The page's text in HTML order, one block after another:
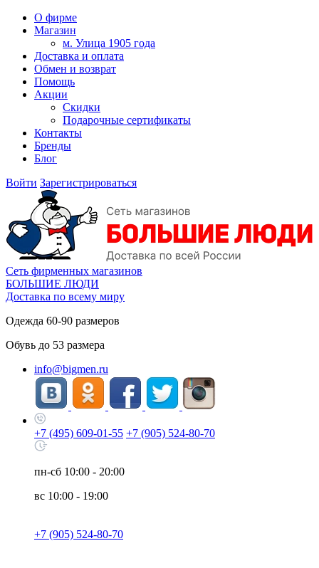
О фирме
Магазин
м. Улица 1905 года
Доставка и оплата
Обмен и возврат
Помощь
Акции
Скидки
Подарочные сертификаты
Контакты
Бренды
Блог
Войти Зарегистрироваться
Сеть фирменных магазинов
БОЛЬШИЕ ЛЮДИ
Доставка по всему миру
Одежда 60-90 размеров
Обувь до 53 размера
info@bigmen.ru
+7 (495) 609-01-55 +7 (905) 524-80-70
пн-сб 10:00 - 20:00
вс 10:00 - 19:00
+7 (905) 524-80-70